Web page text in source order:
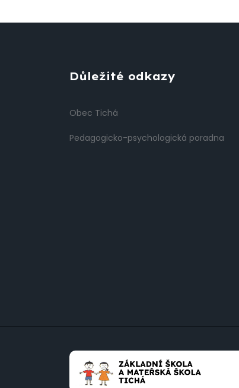
Důležité odkazy
Obec Tichá
Pedagogicko-psychologická poradna